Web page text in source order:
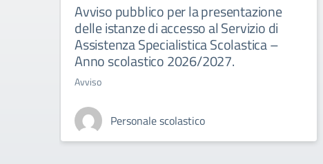
Avviso pubblico per la presentazione
delle istanze di accesso al Servizio di
Assistenza Specialistica Scolastica –
Anno scolastico 2026/2027.
Avviso
Personale scolastico